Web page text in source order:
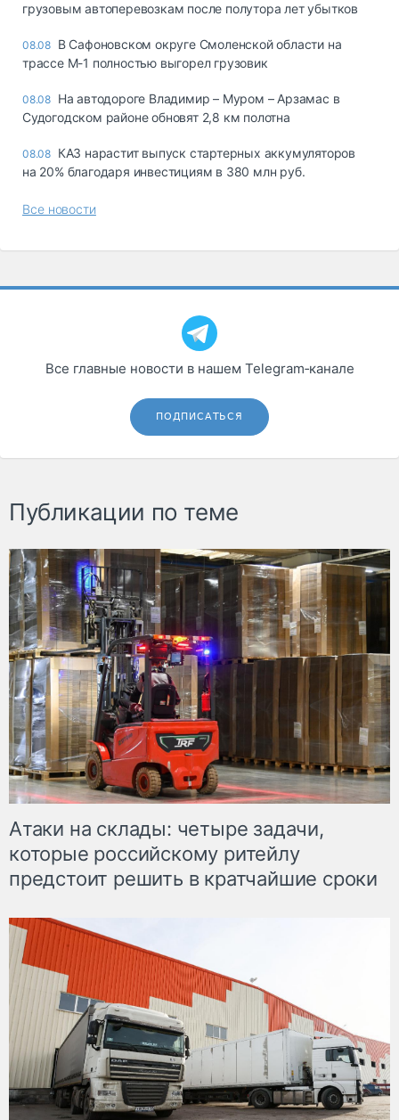
грузовым автоперевозкам после полутора лет убытков
08.08 В Сафоновском округе Смоленской области на
трассе М-1 полностью выгорел грузовик
08.08 На автодороге Владимир – Муром – Арзамас в
Судогодском районе обновят 2,8 км полотна
08.08 КАЗ нарастит выпуск стартерных аккумуляторов
на 20% благодаря инвестициям в 380 млн руб.
Все новости
Все главные новости в нашем Telegram‑канале
ПОДПИСАТЬСЯ
Публикации по теме
Атаки на склады: четыре задачи,
которые российскому ритейлу
предстоит решить в кратчайшие сроки